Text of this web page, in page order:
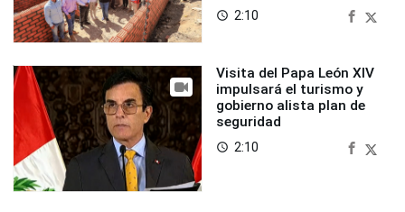
access_time 2:10
Visita del Papa León XIV
impulsará el turismo y
gobierno alista plan de
seguridad
access_time 2:10